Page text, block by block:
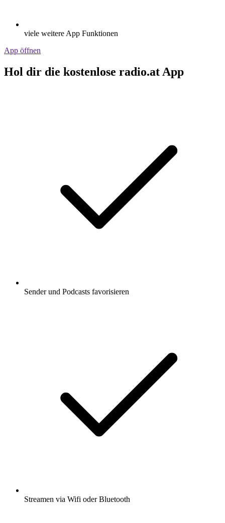
viele weitere App Funktionen
App öffnen
Hol dir die kostenlose radio.at App
Sender und Podcasts favorisieren
Streamen via Wifi oder Bluetooth